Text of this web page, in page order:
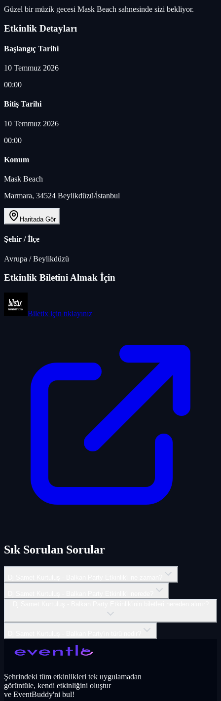
Güzel bir müzik gecesi Mask Beach sahnesinde sizi bekliyor.
Etkinlik Detayları
Başlangıç Tarihi
10 Temmuz 2026
00:00
Bitiş Tarihi
10 Temmuz 2026
00:00
Konum
Mask Beach
Marmara, 34524 Beylikdüzü/i̇stanbul
Haritada Gör
Şehir / İlçe
Avrupa /Beylikdüzü
Etkinlik Biletini Almak İçin
Biletix için tıklayınız
Sık Sorulan Sorular
Şehrindeki tüm etkinlikleri tek uygulamadan
görüntüle, kendi etkinliğini oluştur
ve EventBuddy'ni bul!